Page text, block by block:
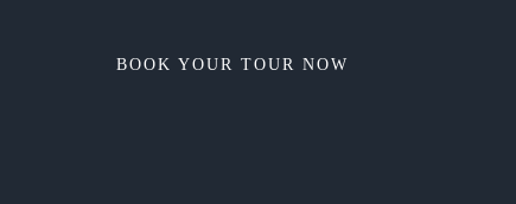
BOOK YOUR TOUR NOW